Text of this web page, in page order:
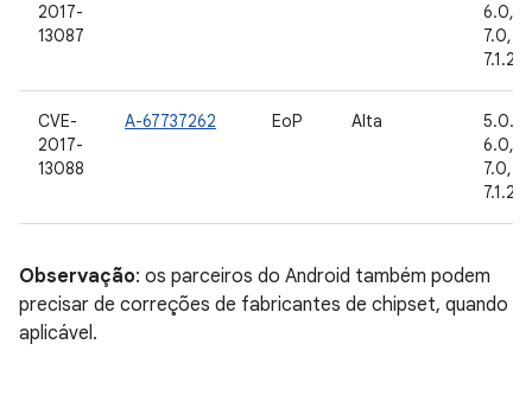
2017-
13087
6.0,
7.0,
7.1.2,
CVE-
2017-
13088
A-67737262 EoP Alta
5.0.2,
6.0,
7.0,
7.1.2,
Observação: os parceiros do Android também podem
precisar de correções de fabricantes de chipset, quando
aplicável.